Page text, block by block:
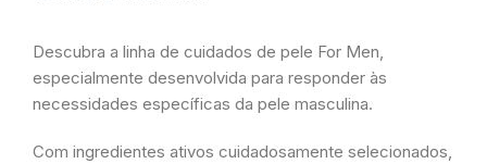
Descubra a linha de cuidados de pele For Men,
especialmente desenvolvida para responder às
necessidades específicas da pele masculina.
Com ingredientes ativos cuidadosamente selecionados,